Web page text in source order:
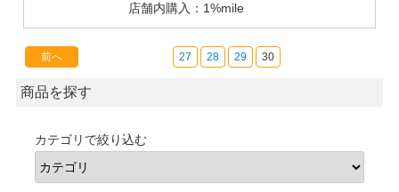
店舗内購入：1%mile
前へ 27 28 29 30
商品を探す
カテゴリで絞り込む